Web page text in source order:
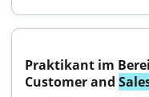
Praktikant im
Customer and